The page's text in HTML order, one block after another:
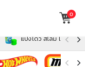
0
แป้งโดว์ สไลม์ โฟม สำห